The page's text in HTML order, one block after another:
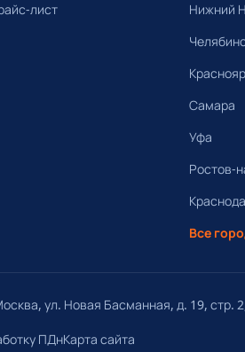
лист
Нижний
Самара
Уфа
Ростов-
Все
ул. Новая Басманная, д. 19, стр.
ПДнКарта сайта